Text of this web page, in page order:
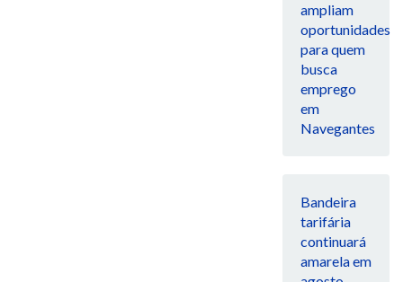
ampliam
oportunidades
para quem
busca
emprego
em
Navegantes
Bandeira
tarifária
continuará
amarela em